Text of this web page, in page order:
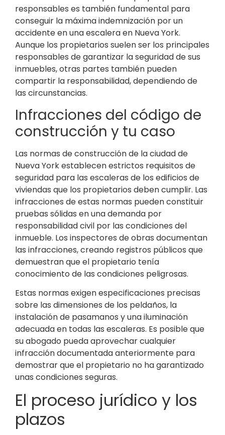
responsables es también fundamental para
conseguir la máxima indemnización por un
accidente en una escalera en Nueva York.
Aunque los propietarios suelen ser los principales
responsables de garantizar la seguridad de sus
inmuebles, otras partes también pueden
compartir la responsabilidad, dependiendo de
las circunstancias.
Infracciones del código de
construcción y tu caso
Las normas de construcción de la ciudad de
Nueva York establecen estrictos requisitos de
seguridad para las escaleras de los edificios de
viviendas que los propietarios deben cumplir. Las
infracciones de estas normas pueden constituir
pruebas sólidas en una demanda por
responsabilidad civil por las condiciones del
inmueble. Los inspectores de obras documentan
las infracciones, creando registros públicos que
demuestran que el propietario tenía
conocimiento de las condiciones peligrosas.
Estas normas exigen especificaciones precisas
sobre las dimensiones de los peldaños, la
instalación de pasamanos y una iluminación
adecuada en todas las escaleras. Es posible que
su abogado pueda aprovechar cualquier
infracción documentada anteriormente para
demostrar que el propietario no ha garantizado
unas condiciones seguras.
El proceso jurídico y los
plazos